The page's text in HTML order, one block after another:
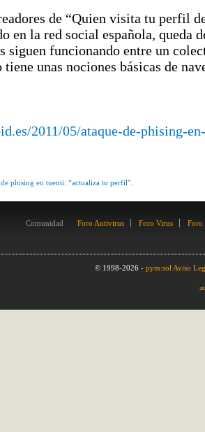
de “Quien visita tu perfil
en la red social española, queda
siguen funcionando entre un
unas nociones básicas de
2011/05/ataque-de-phising-
phising en tuenti: “actualiza tu perfil”.
Comunidad Foro Antivirus Foro Virus Foro
© 1998-2026 - pym:sol Aviso